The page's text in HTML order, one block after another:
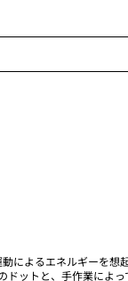
によるエネルギーを想
ドットと、手作業によ